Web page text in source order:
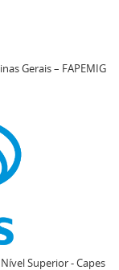
Gerais – FAPEMIG
Superior - Capes